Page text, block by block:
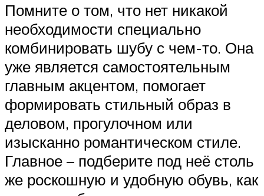
Помните о том, что нет никакой
необходимости специально
комбинировать шубу с чем-то. Она
уже является самостоятельным
главным акцентом, помогает
формировать стильный образ в
деловом, прогулочном или
изысканно романтическом стиле.
Главное – подберите под неё столь
же роскошную и удобную обувь, как